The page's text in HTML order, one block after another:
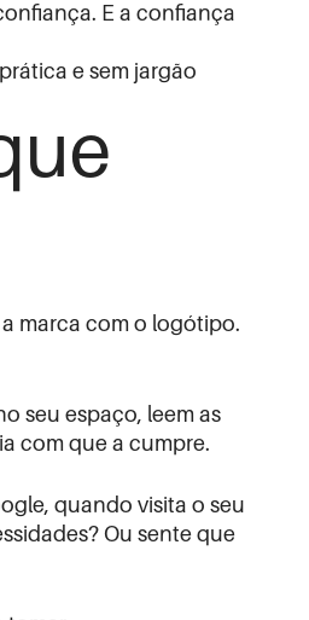
E a confiança
e sem jargão
marca com o logótipo.
seu espaço, leem as
com que a cumpre.
quando visita o seu
Ou sente que